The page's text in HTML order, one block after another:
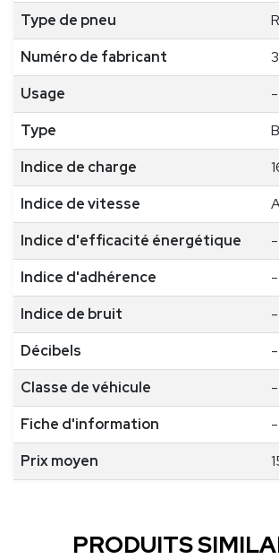
Type de pneu
R
Numéro de fabricant
Usage
-
Type
B
Indice de charge
Indice de vitesse
Indice d'efficacité énergétique
-
Indice d'adhérence
-
Indice de bruit
-
Décibels
-
Classe de véhicule
-
Fiche d'information
-
Prix moyen
PRODUITS